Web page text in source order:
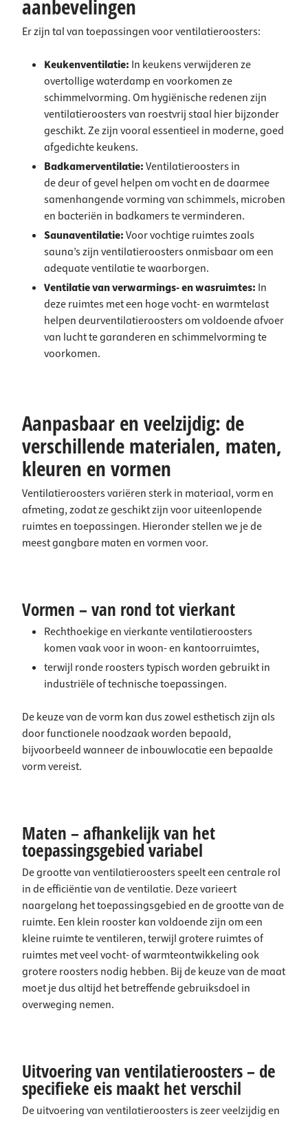
aanbevelingen
Er zijn tal van toepassingen voor ventilatieroosters:
Keukenventilatie: In keukensverwijderen ze
overtollige waterdamp en voorkomen ze
schimmelvorming. Om hygiënische redenen zijn
ventilatieroosters van roestvrij staal hier bijzonder
geschikt. Ze zijn vooral essentieel in moderne, goed
afgedichte keukens.
Badkamerventilatie:Ventilatieroosters in
dedeurof gevel helpen om vocht en de daarmee
samenhangende vorming van schimmels, microben
en bacteriën in badkamerste verminderen.
Saunaventilatie:Voor vochtige ruimtes zoals
sauna’s zijn ventilatieroosters onmisbaar om een
adequate ventilatie te waarborgen.
Ventilatie van verwarmings- en wasruimtes: In
deze ruimtes met een hoge vocht- en warmtelast
helpen deurventilatieroosters om voldoende afvoer
van lucht te garanderen en schimmelvorming te
voorkomen.
Aanpasbaar en veelzijdig: de
verschillende materialen, maten,
kleuren en vormen
Ventilatieroosters variëren sterk in materiaal, vorm en
afmeting, zodat ze geschikt zijn voor uiteenlopende
ruimtes en toepassingen. Hieronder stellen we je de
meest gangbare maten en vormen voor.
Vormen – van rond tot vierkant
Rechthoekigeenvierkanteventilatieroosters
komen vaak voor in woon- en kantoorruimtes,
terwijl ronde roosterstypisch worden gebruikt in
industriële of technische toepassingen.
De keuze van de vorm kan dus zowel esthetisch zijn als
door functionele noodzaak worden bepaald,
bijvoorbeeld wanneer de inbouwlocatie een bepaalde
vorm vereist.
Maten – afhankelijk van het
toepassingsgebied variabel
De grootte van ventilatieroosters speelt een centrale rol
in de efficiëntie van de ventilatie. Deze varieert
naargelang het toepassingsgebied en de grootte van de
ruimte. Een klein rooster kan voldoende zijn om een
kleine ruimte te ventileren, terwijl grotere ruimtes of
ruimtes met veel vocht- of warmteontwikkeling ook
grotere roosters nodig hebben. Bij de keuze van de maat
moet je dus altijd het betreffende gebruiksdoel in
overweging nemen.
Uitvoering van ventilatieroosters – de
specifieke eis maakt het verschil
De uitvoering van ventilatieroosters is zeer veelzijdig en